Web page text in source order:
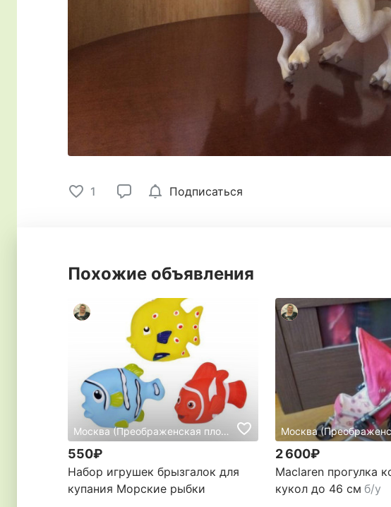
1 Подписаться
Похожие объявления
Москва (Преображенская площадь), Россия
550₽
Набор игрушек брызгалок для
купания Морские рыбки
2 600₽
Maclaren прогулка
кукол до 46 см б/у